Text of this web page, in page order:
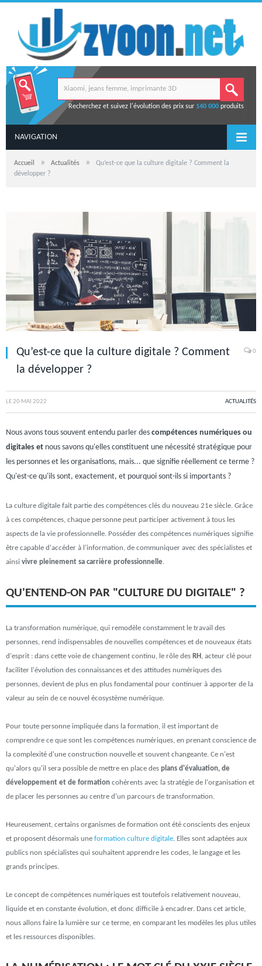
Recherchez et suivez l'évolution des prix sur 140 000produits
NAVIGATION
Accueil » Actualités »
Qu’est-ce que la culture digitale ? Comment la
développer ?
Qu’est-ce que la culture digitale ? Comment
la développer ?
0
LE20 MAI 2022 ACTUALITÉS
Nous avons tous souvent entendu parler des compétences numériques ou
digitales et nous savons qu'elles constituent une nécessité stratégique pour
les personnes et les organisations, mais... que signifie réellement ce terme ?
Qu'est-ce qu'ils sont, exactement, et pourquoi sont-ils si importants ?
La culture digitale fait partie des compétences clés du nouveau 21e siècle. Grâce
à ces compétences, chaque personne peut participer activement à tous les
aspects de la vie professionnelle. Posséder des compétences numériques signifie
être capable d'accéder à l'information, de communiquer avec des spécialistes et
ainsi vivre pleinement sa carrière professionnelle.
QU'ENTEND-ON PAR "CULTURE DU DIGITALE" ?
La transformation numérique, qui remodèle constamment le travail des
personnes, rend indispensables de nouvelles compétences et de nouveaux états
d'esprit : dans cette voie de changement continu, le rôle des RH
, acteur clé pour
faciliter l'évolution des connaissances et des attitudes numériques des
personnes, devient de plus en plus fondamental pour continuer à apporter de la
valeur au sein de ce nouvel écosystème numérique.
Pour toute personne impliquée dans la formation, il est important de
comprendre ce que sont les compétences numériques, en prenant conscience de
la complexité d'une construction nouvelle et souvent changeante. Ce n'est
qu'alors qu'il sera possible de mettre en place des plans d'évaluation, de
développement et de formation cohérents avec la stratégie de l'organisation et
de placer les personnes au centre d'un parcours de transformation.
Heureusement, certains organismes de formation ont été conscients des enjeux
et proposent désormais une formation culture digitale. Elles sont adaptées aux
publics non spécialistes qui souhaitent apprendre les codes, le langage et les
grands principes.
Le concept de compétences numériques est toutefois relativement nouveau,
liquide et en constante évolution, et donc difficile à encadrer. Dans cet article,
nous allons faire la lumière sur ce terme, en comparant les modèles les plus utiles
et les ressources disponibles.